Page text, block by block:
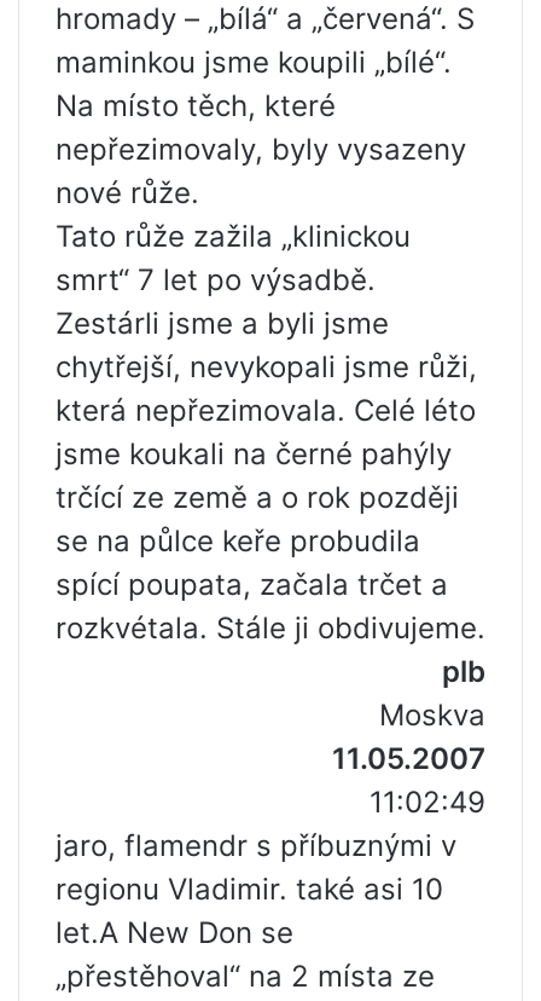
hromady – „bílá“ a „červená“. S
maminkou jsme koupili „bílé“.
Na místo těch, které
nepřezimovaly, byly vysazeny
nové růže.
Tato růže zažila „klinickou
smrt“ 7 let po výsadbě.
Zestárli jsme a byli jsme
chytřejší, nevykopali jsme růži,
která nepřezimovala. Celé léto
jsme koukali na černé pahýly
trčící ze země a o rok později
se na půlce keře probudila
spící poupata, začala trčet a
rozkvétala. Stále ji obdivujeme.
plb
Moskva
11.05.2007
11:02:49
jaro, flamendr s příbuznými v
regionu Vladimir. také asi 10
let.A New Don se
„přestěhoval“ na 2 místa ze